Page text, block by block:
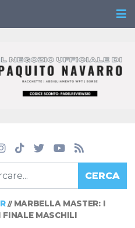
CERCA
// MARBELLA MASTER: I
FINALE MASCHILI